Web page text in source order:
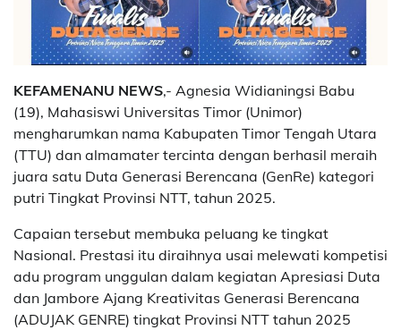
KEFAMENANU NEWS,- Agnesia Widianingsi Babu
(19), Mahasiswi Universitas Timor (Unimor)
mengharumkan nama Kabupaten Timor Tengah Utara
(TTU) dan almamater tercinta dengan berhasil meraih
juara satu Duta Generasi Berencana (GenRe) kategori
putri Tingkat Provinsi NTT, tahun 2025.
Capaian tersebut membuka peluang ke tingkat
Nasional. Prestasi itu diraihnya usai melewati kompetisi
adu program unggulan dalam kegiatan Apresiasi Duta
dan Jambore Ajang Kreativitas Generasi Berencana
(ADUJAK GENRE) tingkat Provinsi NTT tahun 2025